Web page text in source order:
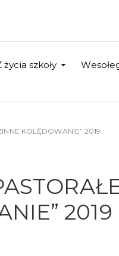
życia szkoły
KOLĘDOWANIE” 2019
2019